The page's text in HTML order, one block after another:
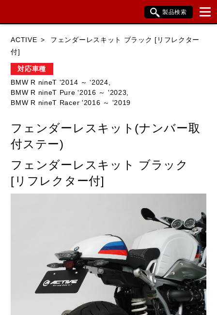
製品検索
HONDA YAMAHA
KAWASAKI BMW DUCATI
HARLEY DAVIDSON KTM TRIUMPH
閉じる
ACTIVE
フェンダーレスキット ブラック [リフレクター
付]
対応車種
BMW R nineT '2014 ～ '2024,
BMW R nineT Pure '2016 ～ '2023,
BMW R nineT Racer '2016 ～ '2019
フェンダーレスキット(ナンバー取
付ステー)
フェンダーレスキット ブラック
[リフレクター付]